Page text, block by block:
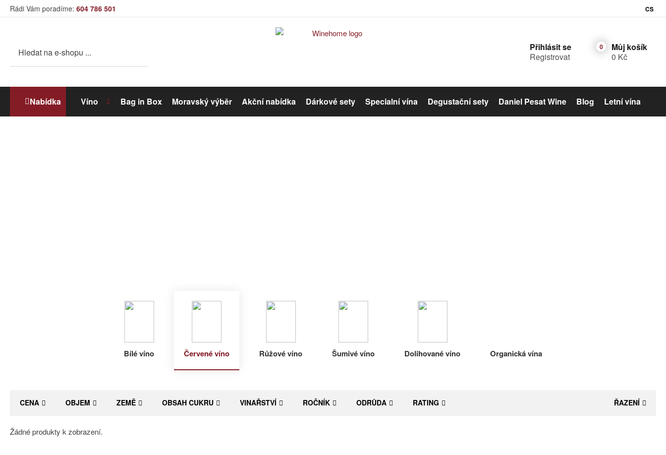
Rádi Vám poradíme: 604 786 501 CS
Přihlásit se
Registrovat
Můj košík
0 Kč
Nabídka Víno Bag in Box Moravský výběr Akční nabídka Dárkové sety Specialní vína Degustační sety Daniel Pesat Wine Blog Letní vína
Bílé víno Červené víno Růžové víno Šumivé víno Dolihované víno Organická vína
CENA OBJEM ZEMĚ OBSAH CUKRU VINAŘSTVÍ ROČNÍK ODRŮDA RATING ŘAZENÍ
Žádné produkty k zobrazení.